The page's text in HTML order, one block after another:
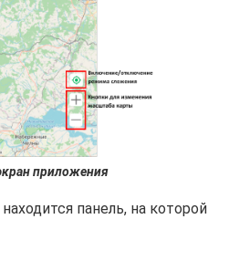
приложения
панель, на которой